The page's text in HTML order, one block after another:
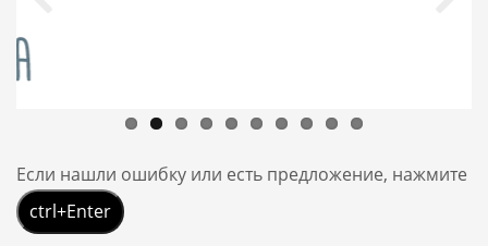
Если нашли ошибку или есть предложение, нажмите
ctrl+Enter